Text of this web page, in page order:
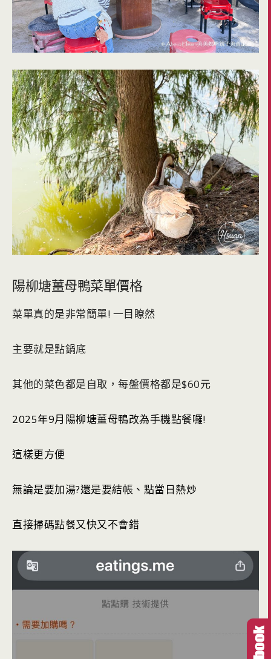
陽柳塘薑母鴨菜單價格
菜單真的是非常簡單! 一目瞭然
主要就是點鍋底
其他的菜色都是自取，每盤價格都是$60元
2025年9月陽柳塘薑母鴨改為手機點餐囉!
這樣更方便
無論是要加湯?還是要結帳、點當日熱炒
直接掃碼點餐又快又不會錯